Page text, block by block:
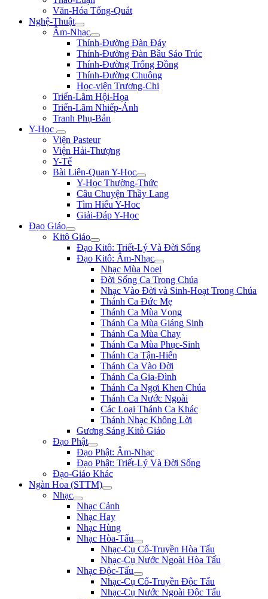
Văn-Hóa Tổng-Quát
Nghệ-Thuật
Âm-Nhạc
Thính-Đường Đàn Đáy
Thính-Đường Đàn Bầu Sáo Trúc
Thính-Đường Trống Đồng
Thính-Đường Chuông
Học-viện Trương-Chi
Triển-Lãm Hội-Họa
Triển-Lãm Nhiếp-Ảnh
Tranh Phụ-Bản
Y-Học
Viện Pasteur
Viện Hải-Thượng
Y-Tế
Bài Liên-Quan Y-Học
Y-Học Thường-Thức
Câu Chuyện Thầy Lang
Tìm Hiểu Y-Hoc
Giải-Đáp Y-Học
Đạo Giáo
Kitô Giáo
Đạo Kitô: Triết-Lý Và Đời Sống
Đạo Kitô: Âm-Nhạc
Nhạc Mùa Noel
Đời Sống Ca Trong Chúa
Nhạc Vào Đời và Sinh-Hoạt Trong Chúa
Thánh Ca Đức Mẹ
Thánh Ca Mùa Vọng
Thánh Ca Mùa Giáng Sinh
Thánh Ca Mùa Chay
Thánh Ca Mùa Phục-Sinh
Thánh Ca Tận-Hiến
Thánh Ca Vào Đời
Thánh Ca Gia-Đình
Thánh Ca Ngợi Khen Chúa
Thánh Ca Nước Ngoài
Các Loại Thánh Ca Khác
Thánh Nhạc Không Lời
Gương Sáng Kitô Giáo
Đạo Phật
Đạo Phật: Âm-Nhạc
Đạo Phật: Triết-Lý Và Đời Sống
Đạo-Giáo Khác
Ngàn Hoa (STTM)
Nhạc
Nhạc Cảnh
Nhạc Hay
Nhạc Hùng
Nhạc Hòa-Tấu
Nhạc-Cụ Cổ-Truyền Hòa Tấu
Nhạc-Cụ Nước Ngoài Hòa Tấu
Nhạc Độc-Tấu
Nhạc-Cụ Cổ-Truyền Độc Tấu
Nhạc-Cụ Nước Ngoài Độc Tấu